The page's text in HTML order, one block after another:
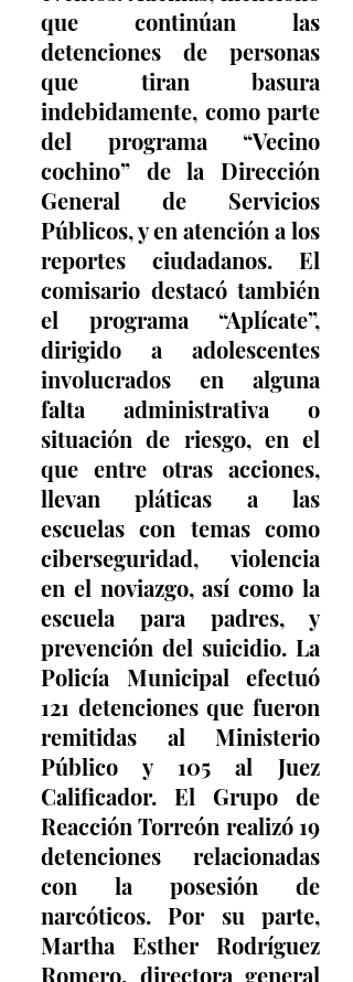
que continúan las
detenciones de personas
que tiran basura
indebidamente, como parte
del programa “Vecino
cochino” de la Dirección
General de Servicios
Públicos, y en atención a los
reportes ciudadanos. El
comisario destacó también
el programa “Aplícate”,
dirigido a adolescentes
involucrados en alguna
falta administrativa o
situación de riesgo, en el
que entre otras acciones,
llevan pláticas a las
escuelas con temas como
ciberseguridad, violencia
en el noviazgo, así como la
escuela para padres, y
prevención del suicidio. La
Policía Municipal efectuó
121 detenciones que fueron
remitidas al Ministerio
Público y 105 al Juez
Calificador. El Grupo de
Reacción Torreón realizó 19
detenciones relacionadas
con la posesión de
narcóticos. Por su parte,
Martha Esther Rodríguez
Romero, directora general